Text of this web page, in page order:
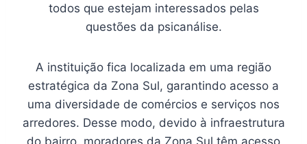
todos que estejam interessados pelas
questões da psicanálise.
A instituição fica localizada em uma região
estratégica da Zona Sul, garantindo acesso a
uma diversidade de comércios e serviços nos
arredores. Desse modo, devido à infraestrutura
do bairro, moradores da Zona Sul têm acesso